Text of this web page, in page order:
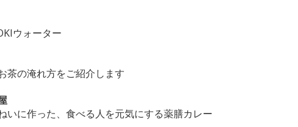
ウォーター
茶の淹れ方をご紹介します
いに作った、食べる人を元気にする薬膳カレー